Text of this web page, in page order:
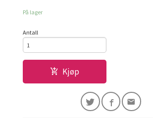
På lager
Antall
Kjøp